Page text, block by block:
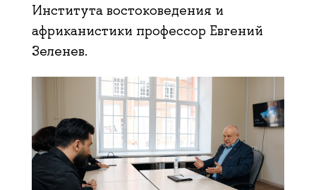
Института востоковедения и
африканистики профессор Евгений
Зеленев.